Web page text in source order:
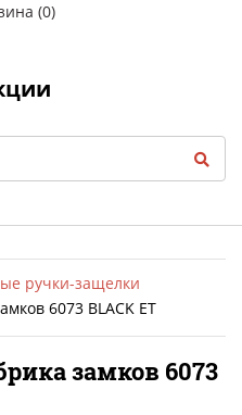
(0)
ручки-защелки
6073 BLACK ET
замков 6073